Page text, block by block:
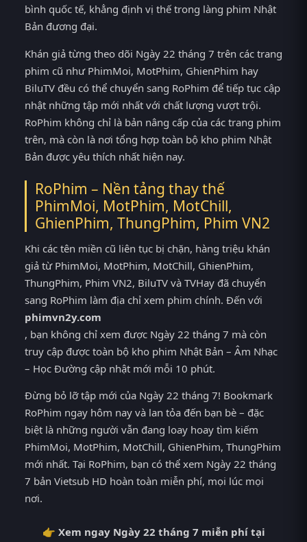
bình quốc tế, khẳng định vị thế trong làng phim Nhật
Bản đương đại.
Khán giả từng theo dõi Ngày 22 tháng 7 trên các trang
phim cũ như PhimMoi, MotPhim, GhienPhim hay
BiluTV đều có thể chuyển sang RoPhim để tiếp tục cập
nhật những tập mới nhất với chất lượng vượt trội.
RoPhim không chỉ là bản nâng cấp của các trang phim
trên, mà còn là nơi tổng hợp toàn bộ kho phim Nhật
Bản được yêu thích nhất hiện nay.
RoPhim – Nền tảng thay thế
PhimMoi, MotPhim, MotChill,
GhienPhim, ThungPhim, Phim VN2
Khi các tên miền cũ liên tục bị chặn, hàng triệu khán
giả từ PhimMoi, MotPhim, MotChill, GhienPhim,
ThungPhim, Phim VN2, BiluTV và TVHay đã chuyển
sang RoPhim làm địa chỉ xem phim chính. Đến với
phimvn2y.com
, bạn không chỉ xem được Ngày 22 tháng 7 mà còn
truy cập được toàn bộ kho phim Nhật Bản – Âm Nhạc
– Học Đường cập nhật mới mỗi 10 phút.
Đừng bỏ lỡ tập mới của Ngày 22 tháng 7! Bookmark
RoPhim ngay hôm nay và lan tỏa đến bạn bè – đặc
biệt là những người vẫn đang loay hoay tìm kiếm
PhimMoi, MotPhim, MotChill, GhienPhim, ThungPhim
mới nhất. Tại RoPhim, bạn có thể xem Ngày 22 tháng
7 bản Vietsub HD hoàn toàn miễn phí, mọi lúc mọi
nơi.
👉 Xem ngay Ngày 22 tháng 7 miễn phí tại